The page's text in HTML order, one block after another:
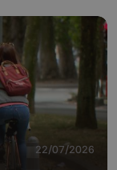
22/07/2026